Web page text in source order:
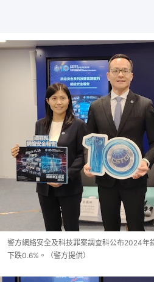
警方網絡安全及科技罪案調查科公布2024
下跌0.6%。（警方提供）